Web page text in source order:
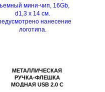
МЕТАЛЛИЧЕСКАЯ
РУЧКА-ФЛЕШКА
МОДНАЯ USB 2.0 С